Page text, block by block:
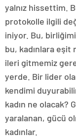
yalnız hissettim.
protokolle ilgili
iniyor. Bu,
bu, kadınlara
ileri gitmemiz
yerde. Bir lider
kendimi
kadın ne olacak?
yaralanan, gücü
kadınlar.